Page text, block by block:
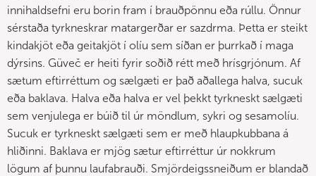
innihaldsefni eru borin fram í brauðpönnu eða rúllu. Önnur
sérstaða tyrkneskrar matargerðar er sazdrma. Þetta er steikt
kindakjöt eða geitakjöt í olíu sem síðan er þurrkað í maga
dýrsins. Güveč er heiti fyrir soðið rétt með hrísgrjónum. Af
sætum eftirréttum og sælgæti er það aðallega halva, sucuk
eða baklava. Halva eða halva er vel þekkt tyrkneskt sælgæti
sem venjulega er búið til úr möndlum, sykri og sesamolíu.
Sucuk er tyrkneskt sælgæti sem er með hlaupkubbana á
hliðinni. Baklava er mjög sætur eftirréttur úr nokkrum
lögum af þunnu laufabrauði. Smjördeigssneiðum er blandað